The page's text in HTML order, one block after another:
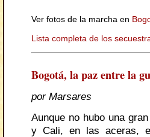
Ver fotos de la marcha en
Lista completa de los
Bogotá, la paz entre la
por Marsares
Aunque no hubo una
y Cali, en las aceras,